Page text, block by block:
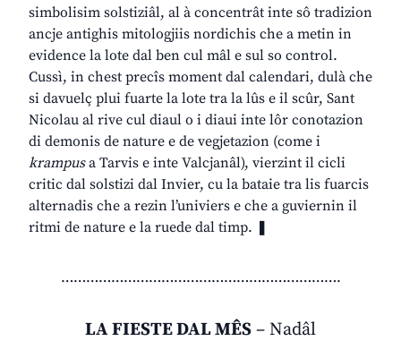
simbolisim solstiziâl, al à concentrât inte sô tradizion
ancje antighis mitologjiis nordichis che a metin in
evidence la lote dal ben cul mâl e sul so control.
Cussì, in chest precîs moment dal calendari, dulà che
si davuelç plui fuarte la lote tra la lûs e il scûr, Sant
Nicolau al rive cul diaul o i diaui inte lôr conotazion
di demonis de nature e de vegjetazion (come i
krampusa Tarvis e inte Valcjanâl), vierzint il cicli
critic dal solstizi dal Invier, cu la bataie tra lis fuarcis
alternadis che a rezin l’univiers e che a guviernin il
ritmi de nature e la ruede dal timp. ❚
………………………………………………………….
LA FIESTE DAL MÊS – Nadâl